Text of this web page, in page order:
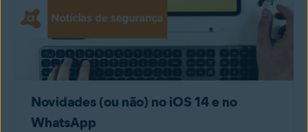
Novidades (ou não) no iOS 14 e no
WhatsApp